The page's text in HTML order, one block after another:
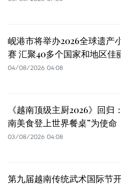
岘港市将举办2026全球遗产
赛 汇聚40多个国家和地区佳
04/08/2026 04:08
《越南顶级主厨2026》回归
南美食登上世界餐桌”为使命
03/08/2026 04:08
第九届越南传统武术国际节